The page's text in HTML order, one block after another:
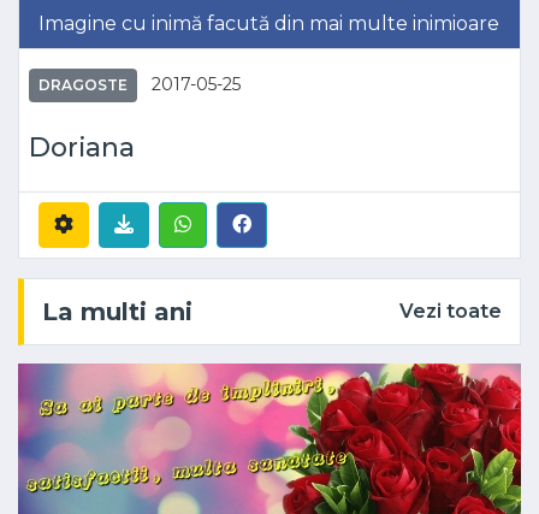
Imagine cu inimă facută din mai multe inimioare
DRAGOSTE 2017-05-25
Doriana
La multi ani Vezi toate